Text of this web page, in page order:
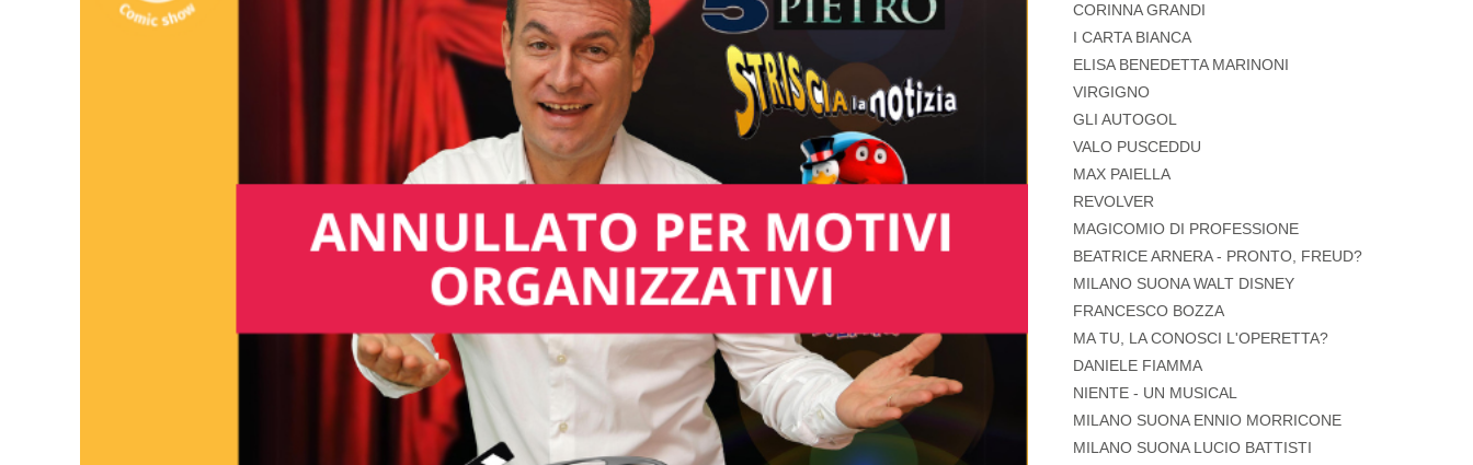
CORINNA GRANDI
I CARTA BIANCA
ELISA BENEDETTA MARINONI
VIRGIGNO
GLI AUTOGOL
VALO PUSCEDDU
MAX PAIELLA
REVOLVER
MAGICOMIO DI PROFESSIONE
BEATRICE ARNERA - PRONTO, FREUD?
MILANO SUONA WALT DISNEY
FRANCESCO BOZZA
MA TU, LA CONOSCI L'OPERETTA?
DANIELE FIAMMA
NIENTE - UN MUSICAL
MILANO SUONA ENNIO MORRICONE
MILANO SUONA LUCIO BATTISTI